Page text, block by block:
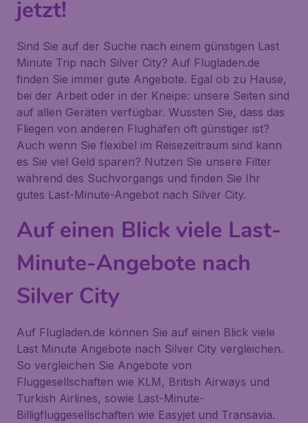
jetzt!
Sind Sie auf der Suche nach einem günstigen Last
Minute Trip nach Silver City? Auf Flugladen.de
finden Sie immer gute Angebote. Egal ob zu Hause,
bei der Arbeit oder in der Kneipe: unsere Seiten sind
auf allen Geräten verfügbar. Wussten Sie, dass das
Fliegen von anderen Flughäfen oft günstiger ist?
Auch wenn Sie flexibel im Reisezeitraum sind kann
es Sie viel Geld sparen? Nutzen Sie unsere Filter
während des Suchvorgangs und finden Sie Ihr
gutes Last-Minute-Angebot nach Silver City.
Auf einen Blick viele Last-
Minute-Angebote nach
Silver City
Auf Flugladen.de können Sie auf einen Blick viele
Last Minute Angebote nach Silver City vergleichen.
So vergleichen Sie Angebote von
Fluggesellschaften wie KLM, British Airways und
Turkish Airlines, sowie Last-Minute-
Billigfluggesellschaften wie Easyjet und Transavia.